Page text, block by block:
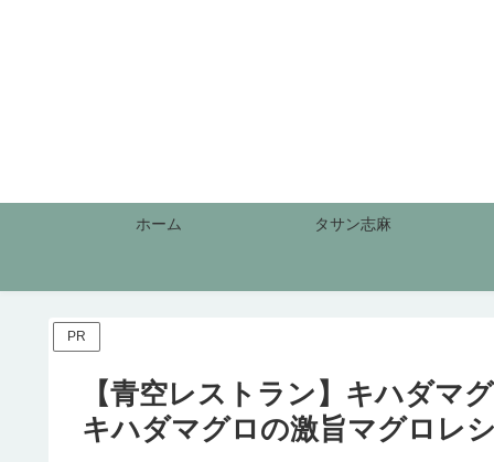
ホーム タサン志麻
PR
【青空レストラン】キハダマ
キハダマグロの激旨マグロレ